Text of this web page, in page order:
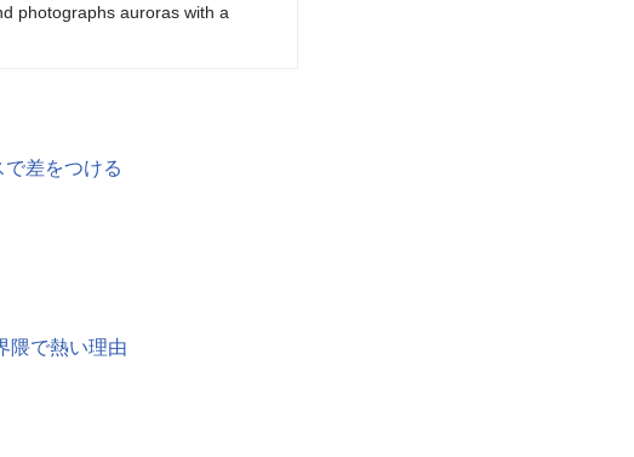
photographs auroras with a
差をつける
隈で熱い理由